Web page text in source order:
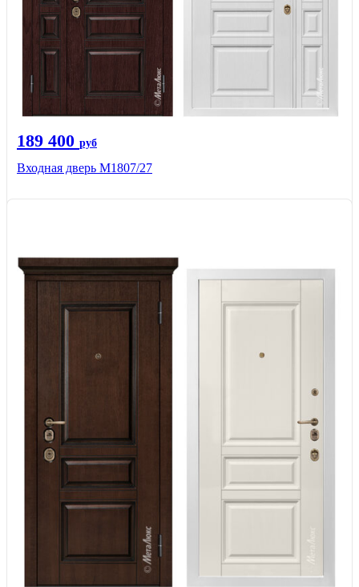
189 400 руб
Входная дверь М1807/27